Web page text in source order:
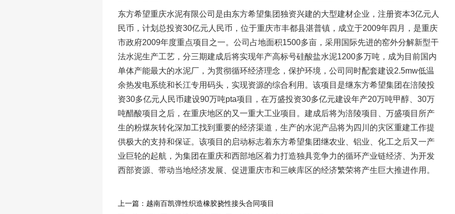
东方希望重庆水泥有限公司是由东方希望集团独资兴建的大型建材企业，注册资本3亿元人
民币，计划总投资30亿元人民币，位于重庆市丰都县湛普镇，成立于2009年四月，是重庆
市政府2009年度重点项目之一。公司占地面积1500多亩，采用国际先进的窑外分解新型干
法水泥生产工艺，分三期建成后将实现年产高标号硅酸盐水泥1200多万吨，成为目前国内
单体产能最大的水泥厂，为贯彻循环经济理念，保护环境，公司同时配套建设2.5mw低温
余热发电系统和长江专用码头，实现资源的综合利用。该项目是继东方希望集团在涪陵投
资30多亿元人民币建设90万吨pta项目，在万盛投资30多亿元建设年产20万吨甲醇、30万
吨醋酸项目之后，在重庆地区的又一重大工业项目。建成后将为涪陵项目、万盛项目所产
生的粉煤灰转化深加工找到重要的经济渠道，生产的水泥产品将为四川的灾区重建工作提
供极大的支持和保证。该项目的启动标志着东方希望集团继农业、铝业、化工之后又一产
业巨轮的起航，为集团在重庆和西部地区着力打造独具竞争力的循环产业链经济、为开发
西部资源、带动当地经济发展、促进重庆市和三峡库区的经济繁荣将产生巨大推进作用。
上一篇：越南百凯弹性织造橡胶挠性接头合同项目